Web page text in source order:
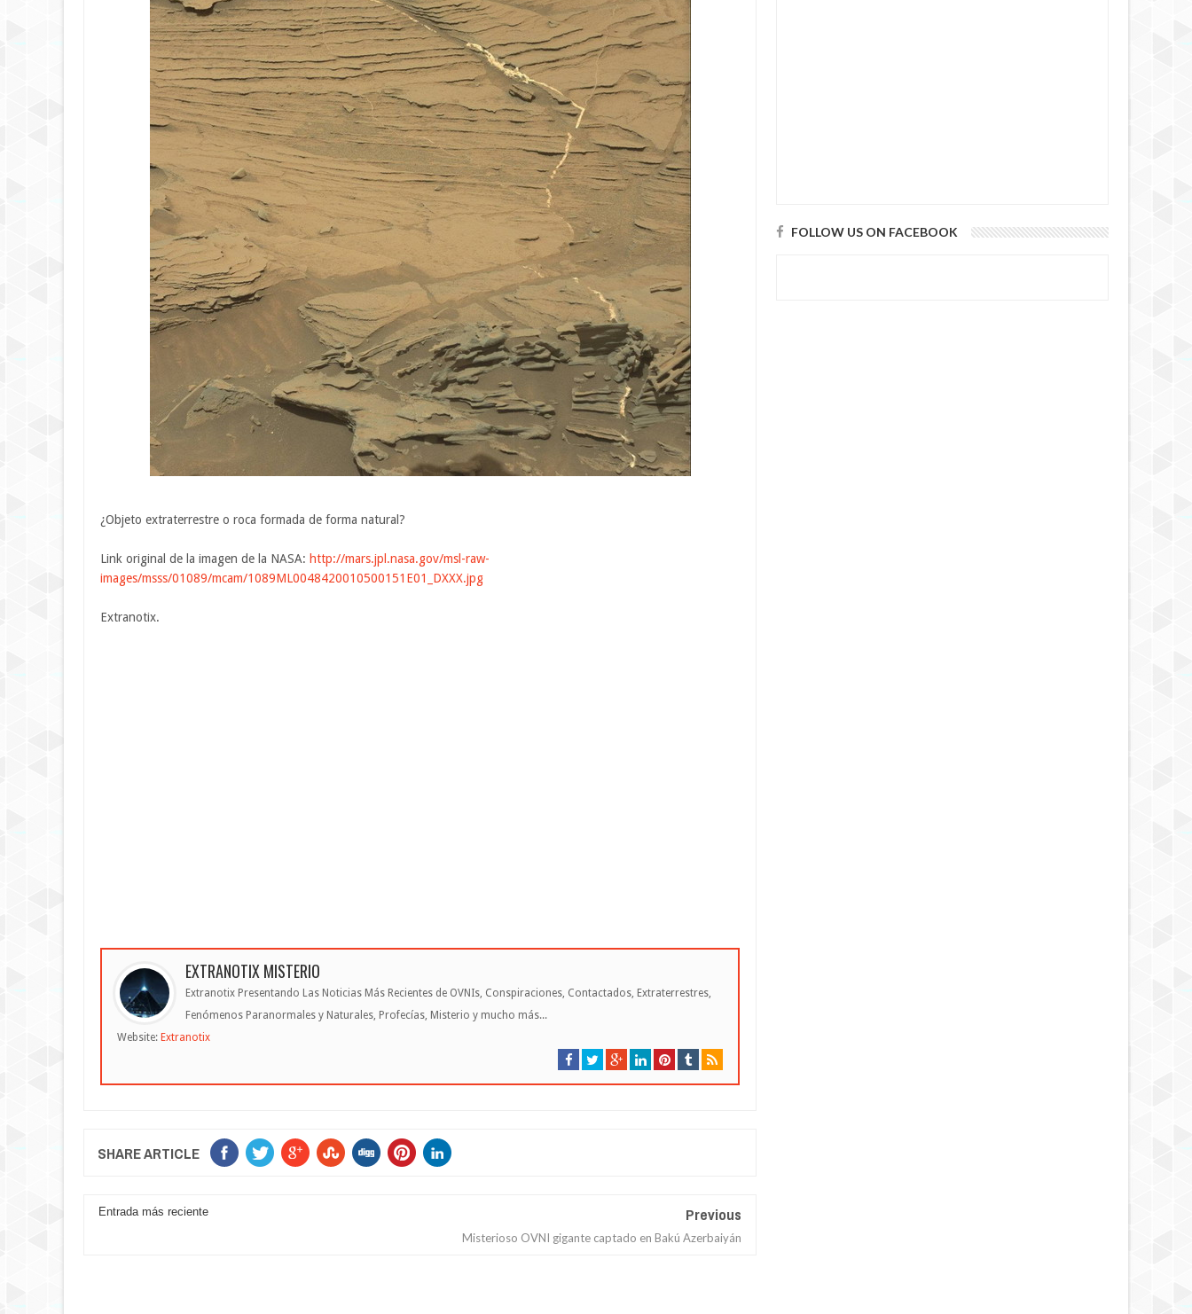
¿Objeto extraterrestre o roca formada de forma natural?
Link original de la imagen de la NASA: http://mars.jpl.nasa.gov/msl-raw-
images/msss/01089/mcam/1089ML0048420010500151E01_DXXX.jpg
Extranotix.
EXTRANOTIX MISTERIO
Extranotix Presentando Las Noticias Más Recientes de OVNIs, Conspiraciones, Contactados, Extraterrestres,
Fenómenos Paranormales y Naturales, Profecías, Misterio y mucho más...
Website: Extranotix
SHARE ARTICLE
Entrada más reciente Previous
Misterioso OVNI gigante captado en Bakú Azerbaiyán
FOLLOW US ON FACEBOOK